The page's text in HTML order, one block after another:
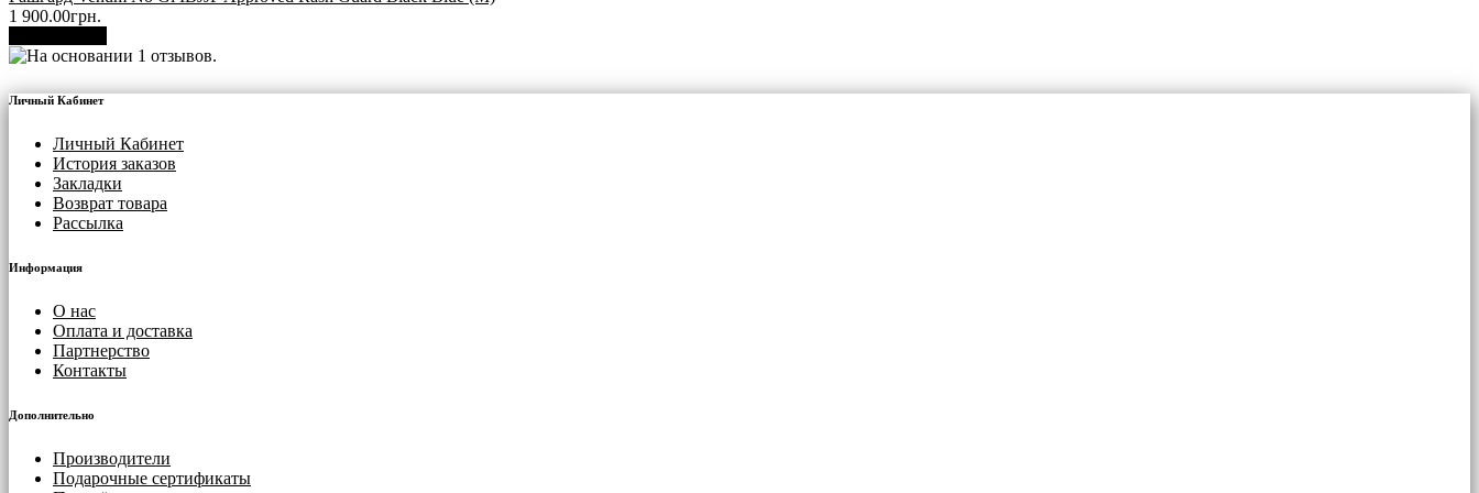
1 900.00грн.
Личный Кабинет
Личный Кабинет
История заказов
Закладки
Возврат товара
Рассылка
Информация
О нас
Оплата и доставка
Партнерство
Контакты
Дополнительно
Производители
Подарочные сертификаты